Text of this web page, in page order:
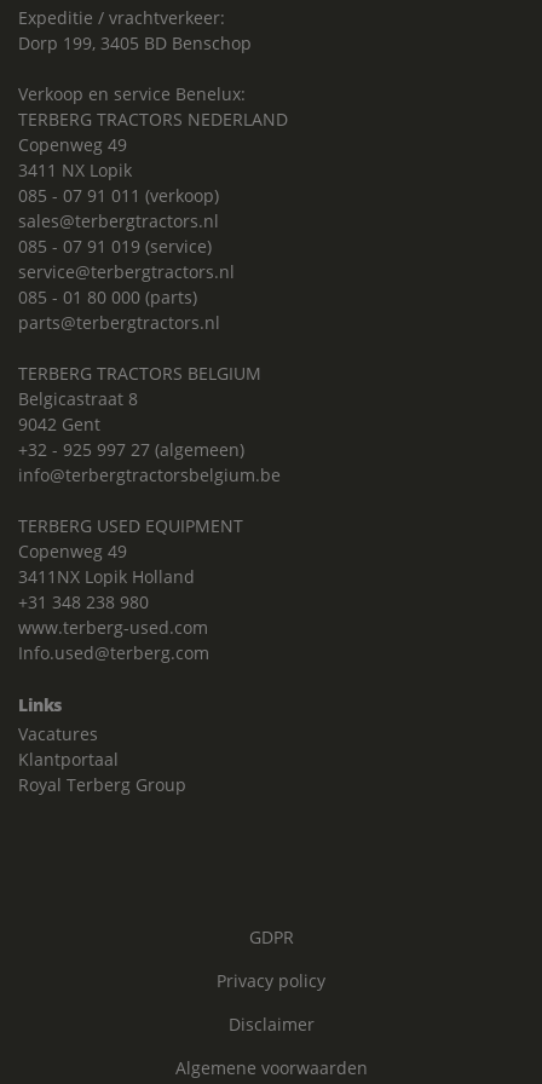
Expeditie / vrachtverkeer:
Dorp 199, 3405 BD Benschop
Verkoop en service Benelux:
TERBERG TRACTORS NEDERLAND
Copenweg 49
3411 NX Lopik
085 - 07 91 011 (verkoop)
sales@terbergtractors.nl
085 - 07 91 019 (service)
service@terbergtractors.nl
085 - 01 80 000 (parts)
parts@terbergtractors.nl
TERBERG TRACTORS BELGIUM
Belgicastraat 8
9042 Gent
+32 - 925 997 27 (algemeen)
info@terbergtractorsbelgium.be
TERBERG USED EQUIPMENT
Copenweg 49
3411NX Lopik Holland
+31 348 238 980
www.terberg-used.com
Info.used@terberg.com
Links
Vacatures
Klantportaal
Royal Terberg Group
GDPR
Privacy policy
Disclaimer
Algemene voorwaarden